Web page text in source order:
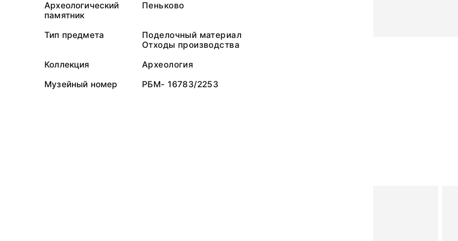
Археологический
памятник
Пеньково
Тип предмета
Поделочный материал
Отходы производства
Коллекция
Археология
Музейный номер
РБМ- 16783/2253